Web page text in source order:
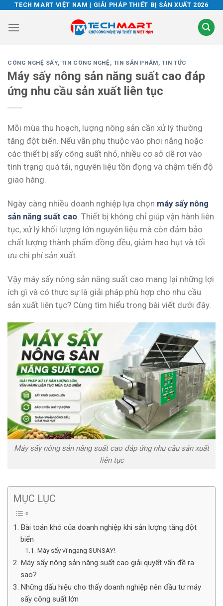
Skip
content
TECH MART VIỆT NAM | GIẢI PHÁP THIẾT BỊ SẢN XUẤT 2026
CÔNG NGHỆ SẤY, TIN CÔNG NGHỆ, TIN SẢN PHẨM, TIN TỨC
Máy sấy nông sản năng suất cao đáp
ứng nhu cầu sản xuất liên tục
Mỗi mùa thu hoạch, lượng nông sản cần xử lý thường
tăng đột biến. Nếu vẫn phụ thuộc vào phơi nắng hoặc
các thiết bị sấy công suất nhỏ, nhiều cơ sở dễ rơi vào
tình trạng quá tải, nguyên liệu tồn đọng và chậm tiến độ
giao hàng.
Ngày càng nhiều doanh nghiệp lựa chọn máy sấy nông
sản năng suất cao. Thiết bị không chỉ giúp vận hành liên
tục, xử lý khối lượng lớn nguyên liệu mà còn đảm bảo
chất lượng thành phẩm đồng đều, giảm hao hụt và tối
ưu chi phí sản xuất.
Vậy máy sấy nông sản năng suất cao mang lại những lợi
ích gì và có thực sự là giải pháp phù hợp cho nhu cầu
sản xuất liên tục? Cùng tìm hiểu trong bài viết dưới đây.
Máy sấy nông sản năng suất cao đáp ứng nhu cầu sản xuất
liên tục
MỤC LỤC
Bài toán khó của doanh nghiệp khi sản lượng tăng đột
biến
Máy sấy vĩ ngang SUNSAY!
Máy sấy nông sản năng suất cao giải quyết vấn đề ra
sao?
Những dấu hiệu cho thấy doanh nghiệp nên đầu tư máy
sấy công suất lớn